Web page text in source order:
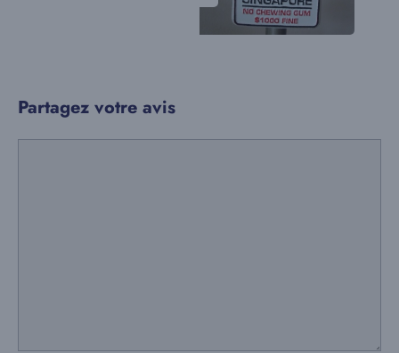
Partagez votre avis